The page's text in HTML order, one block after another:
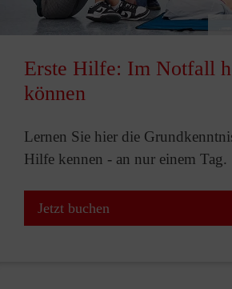
Erste Hilfe: Im Notfall
können
Lernen Sie hier die
Hilfe kennen - an nur einem Tag.
Jetzt buchen